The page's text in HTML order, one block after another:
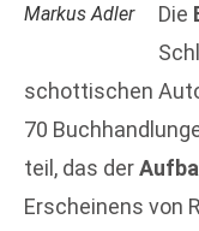
Markus Adler Die
schottischen
70
teil, das der
Erscheinens von